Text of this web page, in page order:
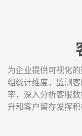
为企业提供可视化
组统计维度，监测
率，深入分析客服
升和客户留存发挥积